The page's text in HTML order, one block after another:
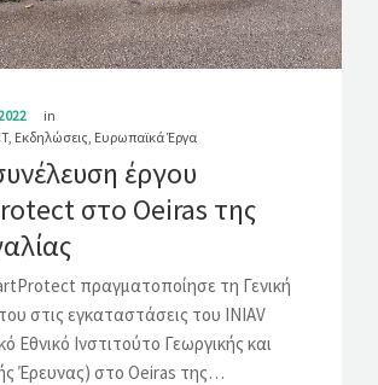
in
, Εκδηλώσεις Ευρωπαϊκά Έργα
έργου
στο Oeiras της
πραγματοποίησε τη Γενική
στις εγκαταστάσεις του INIAV
Εθνικό Ινστιτούτο Γεωργικής και
Έρευνας) στο Oeiras της…